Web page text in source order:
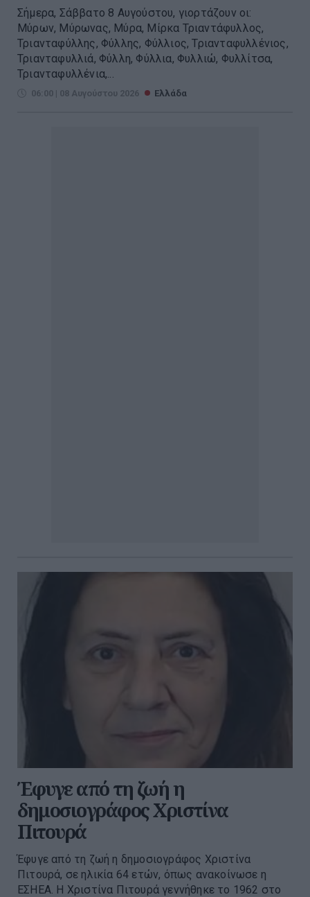
Σήμερα, Σάββατο 8 Αυγούστου, γιορτάζουν οι:
Μύρων, Μύρωνας, Μύρα, Μίρκα Τριαντάφυλλος,
Τριανταφύλλης, Φύλλης, Φύλλιος, Τριανταφυλλένιος,
Τριανταφυλλιά, Φύλλη, Φύλλια, Φυλλιώ, Φυλλίτσα,
Τριανταφυλλένια,...
06:00 | 08 Αυγούστου 2026 Ελλάδα
Έφυγε από τη ζωή η
δημοσιογράφος Χριστίνα
Πιτουρά
Έφυγε από τη ζωή η δημοσιογράφος Χριστίνα
Πιτουρά, σε ηλικία 64 ετών, όπως ανακοίνωσε η
ΕΣΗΕΑ. Η Χριστίνα Πιτουρά γεννήθηκε το 1962 στο